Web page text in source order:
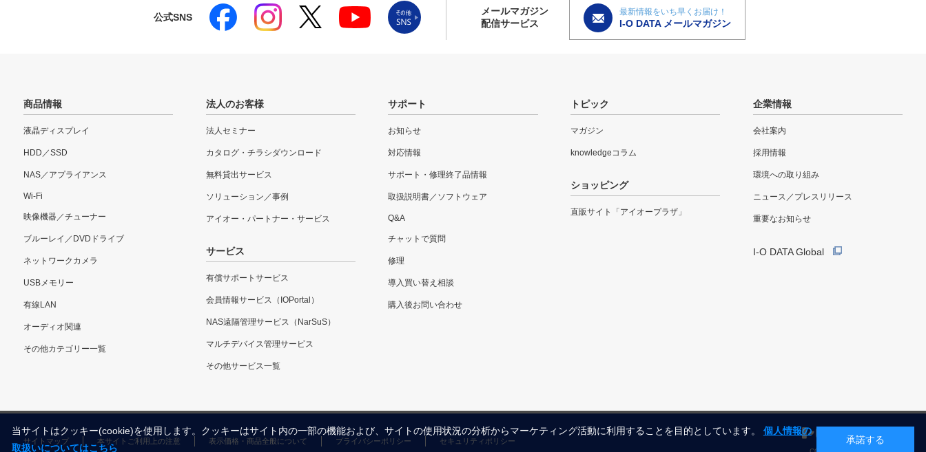
公式SNS
メールマガジン
配信サービス
最新情報をいち早くお届け！
I-O DATA メールマガジン
商品情報
液晶ディスプレイ
HDD／SSD
NAS／アプライアンス
Wi-Fi
映像機器／チューナー
ブルーレイ／DVDドライブ
ネットワークカメラ
USBメモリー
有線LAN
オーディオ関連
その他カテゴリー一覧
法人のお客様
法人セミナー
カタログ・チラシダウンロード
無料貸出サービス
ソリューション／事例
アイオー・パートナー・サービス
サービス
有償サポートサービス
会員情報サービス（IOPortal）
NAS遠隔管理サービス（NarSuS）
マルチデバイス管理サービス
その他サービス一覧
サポート
お知らせ
対応情報
サポート・修理終了品情報
取扱説明書／ソフトウェア
Q&A
チャットで質問
修理
導入買い替え相談
購入後お問い合わせ
トピック
マガジン
knowledgeコラム
ショッピング
直販サイト「アイオープラザ」
企業情報
会社案内
採用情報
環境への取り組み
ニュース／プレスリリース
重要なお知らせ
I-O DATA Global
サイトマップ 本サイトご利用上の注意 表示価格・商品全般について プライバシーポリシー セキュリティポリシー
当サイトはクッキー(cookie)を使用します。クッキーはサイト内の一部の機能および、サイトの使用状況の分析からマーケティング活動に利用することを目的としています。
個人情報の
取扱いについてはこちら
承諾する